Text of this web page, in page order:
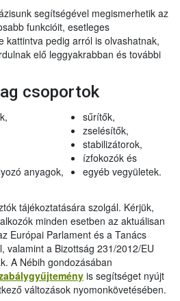
segítségével megismerhetik az
funkcióit, esetleges
kattintva pedig arról is olvashatnak,
elő leggyakrabban és további
csoportok
anyagok,
sűrítők,
zselésítők,
stabilizátorok,
ízfokozók és
egyéb vegyületek.
tájékoztatására szolgál. Kérjük,
minden esetben az aktuálisan
Európai Parlament és a Tanács
valamint a Bizottság 231/2012/EU
A Nébih gondozásában
is segítséget nyújt
változások nyomonkövetésében.